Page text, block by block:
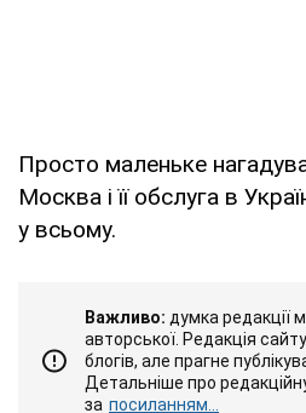
Просто маленьке
Москва і її обслуга в
у всьому.
Важливо: думка редакції
авторської. Редакція
блогів, але прагне
Детальніше про
за посиланням...